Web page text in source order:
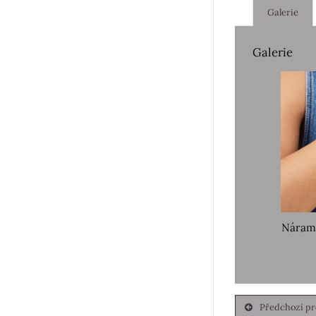
Galerie
Galerie
Předchozí